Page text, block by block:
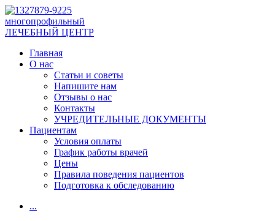
многопрофильный
ЛЕЧЕБНЫЙ ЦЕНТР
Главная
О нас
Статьи и советы
Напишите нам
Отзывы о нас
Контакты
УЧРЕДИТЕЛЬНЫЕ ДОКУМЕНТЫ
Пациентам
Условия оплаты
График работы врачей
Цены
Правила поведения пациентов
Подготовка к обследованию
...